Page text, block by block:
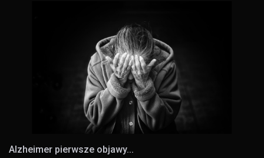
Alzheimer pierwsze objawy...